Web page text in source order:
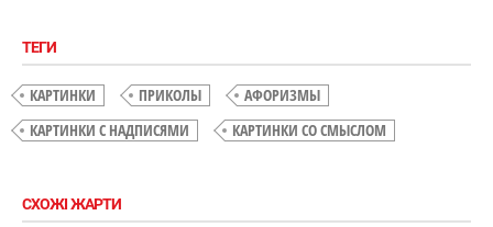
ТЕГИ
КАРТИНКИ ПРИКОЛЫ
АФОРИЗМЫ
КАРТИНКИ С НАДПИСЯМИ
КАРТИНКИ СО СМЫСЛОМ
СХОЖІ ЖАРТИ